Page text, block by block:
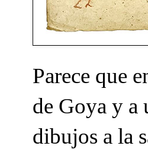
Parece que
de Goya y a
dibujos a la